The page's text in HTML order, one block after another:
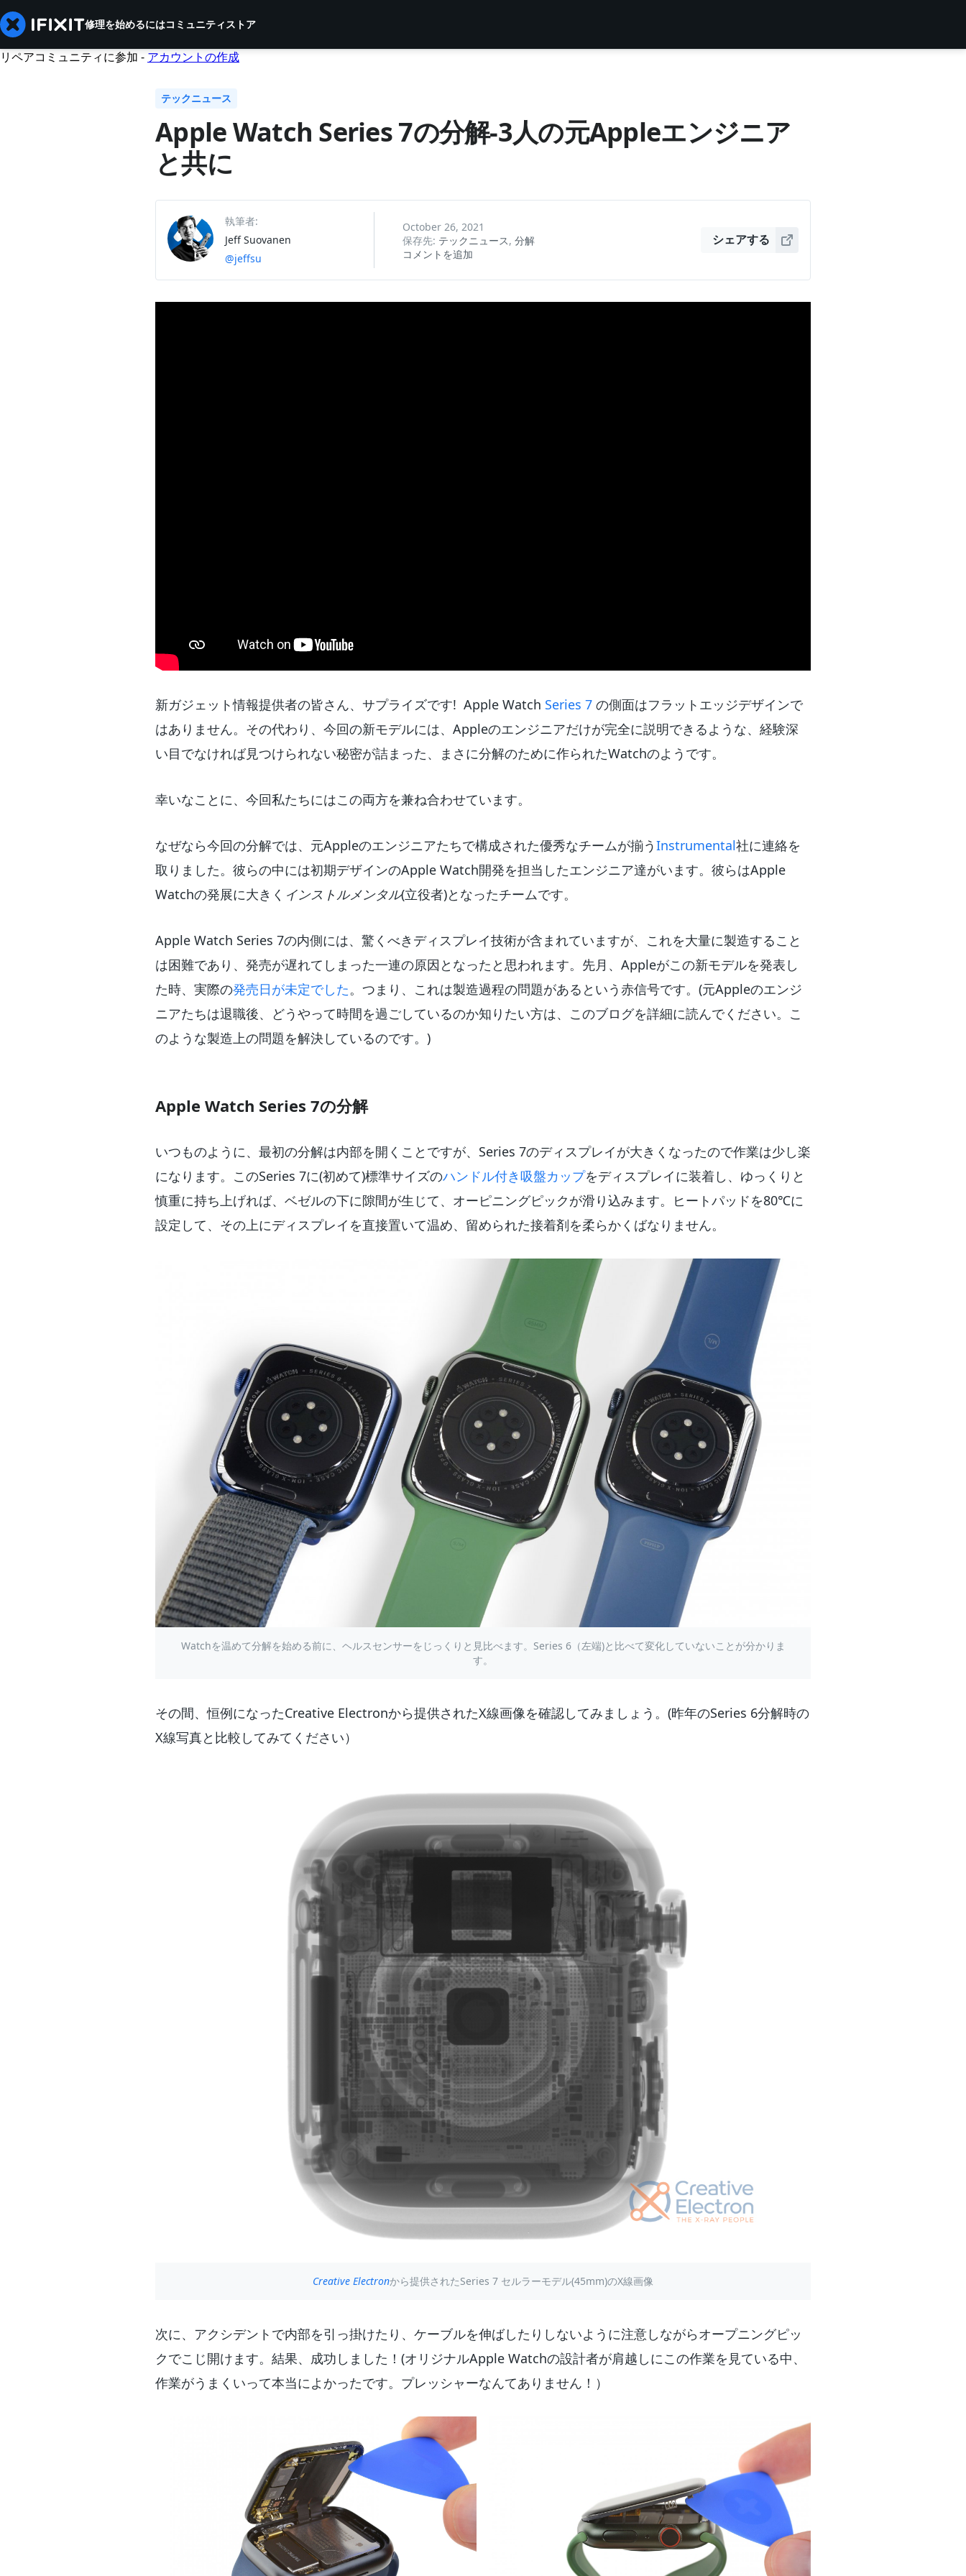
修理を始めるにはコミュニティストア
リペアコミュニティに参加 - アカウントの作成
テックニュース
Apple Watch Series 7の分解-3人の元Appleエンジニア
と共に
執筆者:
Jeff Suovanen
@jeffsu
October 26, 2021
保存先: テックニュース, 分解
コメントを追加
シェアする
新ガジェット情報提供者の皆さん、サプライズです! Apple Watch Series 7 の側面はフラットエッジデザインで
はありません。その代わり、今回の新モデルには、Appleのエンジニアだけが完全に説明できるような、経験深
い目でなければ見つけられない秘密が詰まった、まさに分解のために作られたWatchのようです。
幸いなことに、今回私たちにはこの両方を兼ね合わせています。
なぜなら今回の分解では、元Appleのエンジニアたちで構成された優秀なチームが揃うInstrumental社に連絡を
取りました。彼らの中には初期デザインのApple Watch開発を担当したエンジニア達がいます。彼らはApple
Watchの発展に大きく インストルメンタル(立役者)となったチームです。
Apple Watch Series 7の内側には、驚くべきディスプレイ技術が含まれていますが、これを大量に製造すること
は困難であり、発売が遅れてしまった一連の原因となったと思われます。先月、Appleがこの新モデルを発表し
た時、実際の発売日が未定でした。つまり、これは製造過程の問題があるという赤信号です。(元Appleのエンジ
ニアたちは退職後、どうやって時間を過ごしているのか知りたい方は、このブログを詳細に読んでください。こ
のような製造上の問題を解決しているのです。)
Apple Watch Series 7の分解
いつものように、最初の分解は内部を開くことですが、Series 7のディスプレイが大きくなったので作業は少し楽
になります。このSeries 7に(初めて)標準サイズのハンドル付き吸盤カップをディスプレイに装着し、ゆっくりと
慎重に持ち上げれば、ベゼルの下に隙間が生じて、オーピニングピックが滑り込みます。ヒートパッドを80℃に
設定して、その上にディスプレイを直接置いて温め、留められた接着剤を柔らかくばなりません。
Watchを温めて分解を始める前に、ヘルスセンサーをじっくりと見比べます。Series 6（左端)と比べて変化していないことが分かりま
す。
その間、恒例になったCreative Electronから提供されたX線画像を確認してみましょう。(昨年のSeries 6分解時の
X線写真と比較してみてください）
Creative Electronから提供されたSeries 7 セルラーモデル(45mm)のX線画像
次に、アクシデントで内部を引っ掛けたり、ケーブルを伸ばしたりしないように注意しながらオープニングピッ
クでこじ開けます。結果、成功しました！(オリジナルApple Watchの設計者が肩越しにこの作業を見ている中、
作業がうまくいって本当によかったです。プレッシャーなんてありません！）